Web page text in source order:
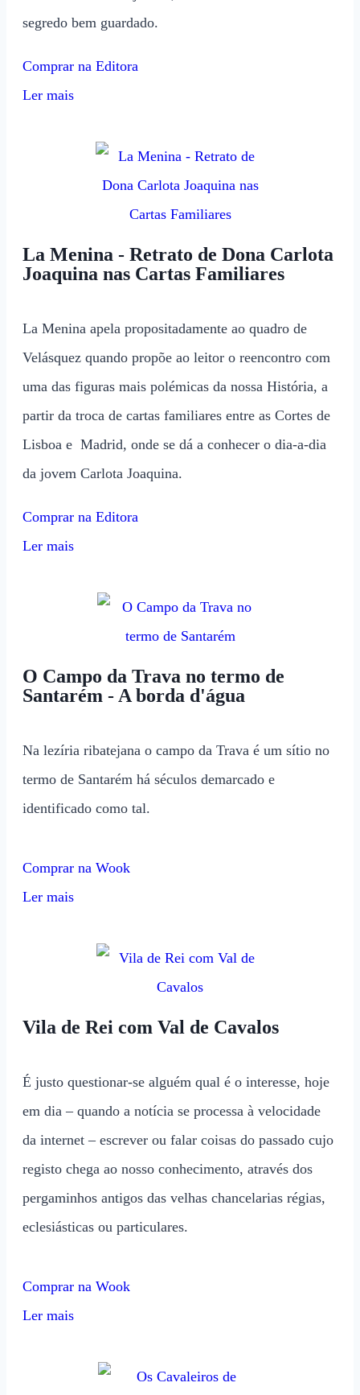
segredo bem guardado.
Comprar na Editora
Ler mais
La Menina - Retrato de Dona Carlota
Joaquina nas Cartas Familiares
La Menina apela propositadamente ao quadro de
Velásquez quando propõe ao leitor o reencontro com
uma das figuras mais polémicas da nossa História, a
partir da troca de cartas familiares entre as Cortes de
Lisboa e Madrid, onde se dá a conhecer o dia-a-dia
da jovem Carlota Joaquina.
Comprar na Editora
Ler mais
O Campo da Trava no termo de
Santarém - A borda d'água
Na lezíria ribatejana o campo da Trava é um sítio no
termo de Santarém há séculos demarcado e
identificado como tal.
Comprar na Wook
Ler mais
Vila de Rei com Val de Cavalos
É justo questionar-se alguém qual é o interesse, hoje
em dia – quando a notícia se processa à velocidade
da internet – escrever ou falar coisas do passado cujo
registo chega ao nosso conhecimento, através dos
pergaminhos antigos das velhas chancelarias régias,
eclesiásticas ou particulares.
Comprar na Wook
Ler mais